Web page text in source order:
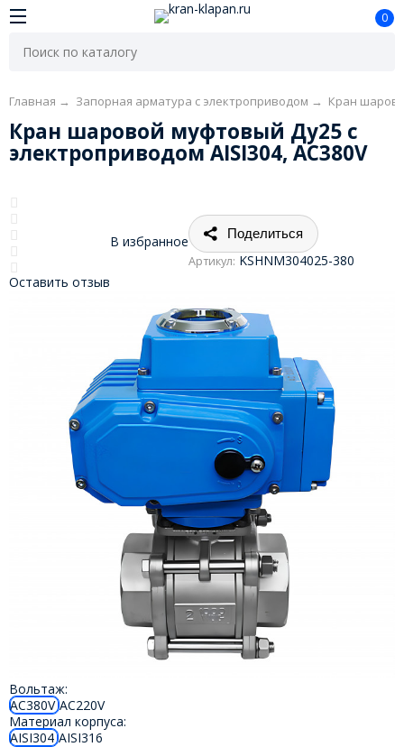
0
Главная → Запорная арматура с электроприводом → Кран
Кран шаровой муфтовый Ду25 с
электроприводом AISI304, AC380V
Оставить отзыв
В избранное
Поделиться
Артикул: KSHNM304025-380
Вольтаж:
AC380VAC220V
Материал корпуса:
AISI304AISI316